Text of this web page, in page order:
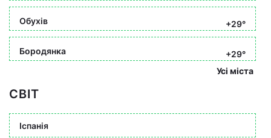
Обухів +29°
Бородянка
+29°
Усі міста
СВІТ
Іспанія